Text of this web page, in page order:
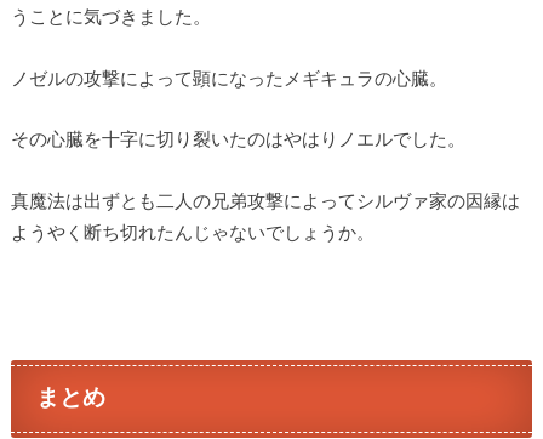
うことに気づきました。
ノゼルの攻撃によって顕になったメギキュラの心臓。
その心臓を十字に切り裂いたのはやはりノエルでした。
真魔法は出ずとも二人の兄弟攻撃によってシルヴァ家の因縁は
ようやく断ち切れたんじゃないでしょうか。
まとめ